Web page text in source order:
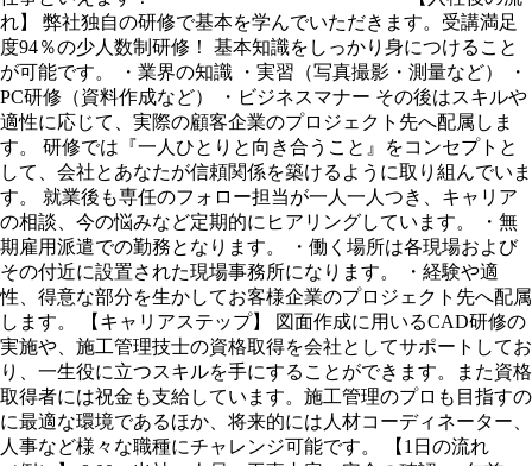
れ】 弊社独自の研修で基本を学んでいただきます。受講満足
度94％の少人数制研修！ 基本知識をしっかり身につけること
が可能です。 ・業界の知識 ・実習（写真撮影・測量など） ・
PC研修（資料作成など） ・ビジネスマナー その後はスキルや
適性に応じて、実際の顧客企業のプロジェクト先へ配属しま
す。 研修では『一人ひとりと向き合うこと』をコンセプトと
して、会社とあなたが信頼関係を築けるように取り組んでいま
す。 就業後も専任のフォロー担当が一人一人つき、キャリア
の相談、今の悩みなど定期的にヒアリングしています。 ・無
期雇用派遣での勤務となります。 ・働く場所は各現場および
その付近に設置された現場事務所になります。 ・経験や適
性、得意な部分を生かしてお客様企業のプロジェクト先へ配属
します。 【キャリアステップ】 図面作成に用いるCAD研修の
実施や、施工管理技士の資格取得を会社としてサポートしてお
り、一生役に立つスキルを手にすることができます。また資格
取得者には祝金も支給しています。施工管理のプロも目指すの
に最適な環境であるほか、将来的には人材コーディネーター、
人事など様々な職種にチャレンジ可能です。 【1日の流れ